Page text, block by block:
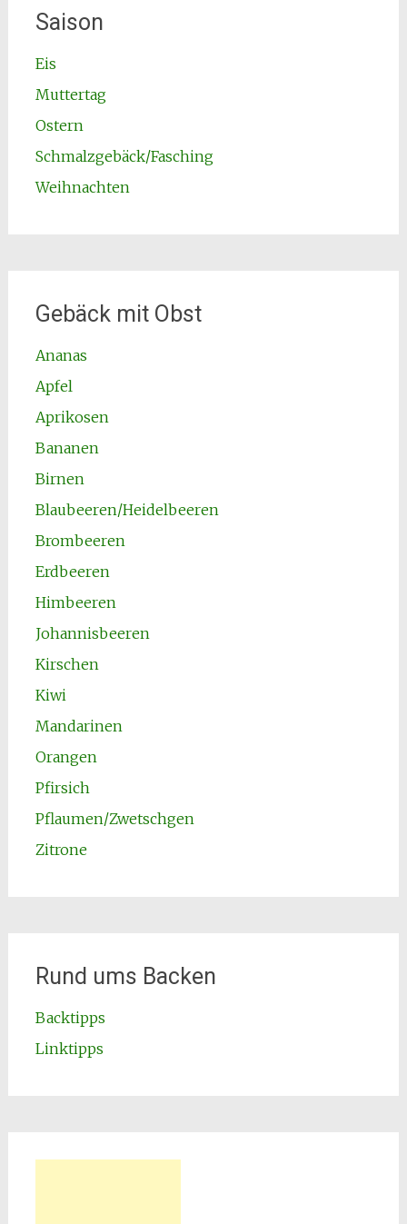
Saison
Eis
Muttertag
Ostern
Schmalzgebäck/Fasching
Weihnachten
Gebäck mit Obst
Ananas
Apfel
Aprikosen
Bananen
Birnen
Blaubeeren/Heidelbeeren
Brombeeren
Erdbeeren
Himbeeren
Johannisbeeren
Kirschen
Kiwi
Mandarinen
Orangen
Pfirsich
Pflaumen/Zwetschgen
Zitrone
Rund ums Backen
Backtipps
Linktipps